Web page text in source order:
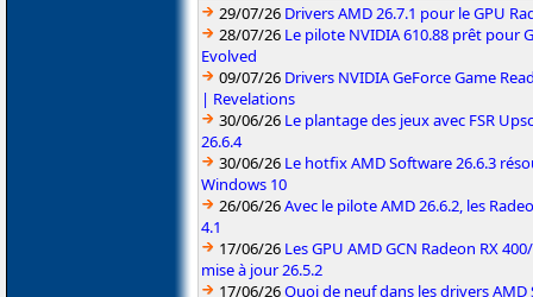
29/07/26 Drivers AMD 26.7.1 pour le GPU
28/07/26 Le pilote NVIDIA 610.88 prêt pour
Evolved
09/07/26 Drivers NVIDIA GeForce Game
| Revelations
30/06/26 Le plantage des jeux avec FSR
26.6.4
30/06/26 Le hotfix AMD Software 26.6.3
Windows 10
26/06/26Avec le pilote AMD 26.6.2, les
4.1
17/06/26 Les GPU AMD GCN Radeon RX
mise à jour 26.5.2
17/06/26Quoi de neuf dans les drivers AMD